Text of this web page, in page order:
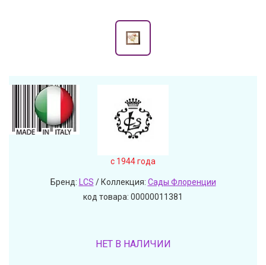
c 1944 года
Бренд: LCS / Коллекция: Сады Флоренции
код товара: 00000011381
НЕТ В НАЛИЧИИ